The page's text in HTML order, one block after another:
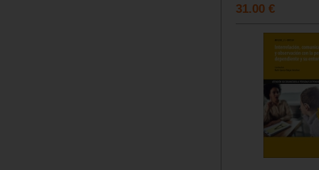
31.00 €